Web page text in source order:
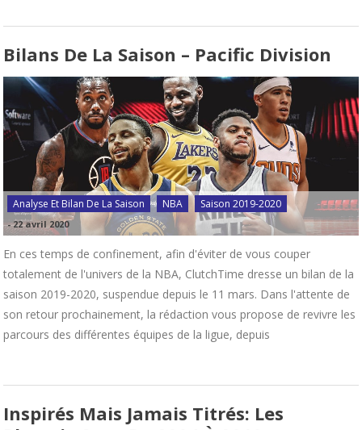
Bilans De La Saison – Pacific Division
Analyse Et Bilan De La Saison NBA Saison 2019-2020
-22 avril 2020
En ces temps de confinement, afin d'éviter de vous couper
totalement de l'univers de la NBA, ClutchTime dresse un bilan de la
saison 2019-2020, suspendue depuis le 11 mars. Dans l'attente de
son retour prochainement, la rédaction vous propose de revivre les
parcours des différentes équipes de la ligue, depuis
Inspirés Mais Jamais Titrés: Les